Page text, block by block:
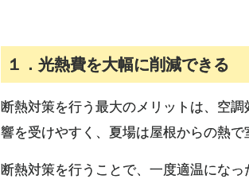
１．光熱費を大幅に削減できる
断熱対策を行う最大のメリットは、空
響を受けやすく、夏場は屋根からの熱
断熱対策を行うことで、一度適温にな